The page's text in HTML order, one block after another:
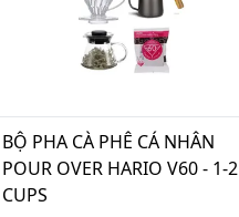
BỘ PHA CÀ PHÊ CÁ NHÂN
POUR OVER HARIO V60 - 1-2
CUPS